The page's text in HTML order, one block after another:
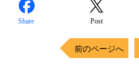
Share Post
前のページへ